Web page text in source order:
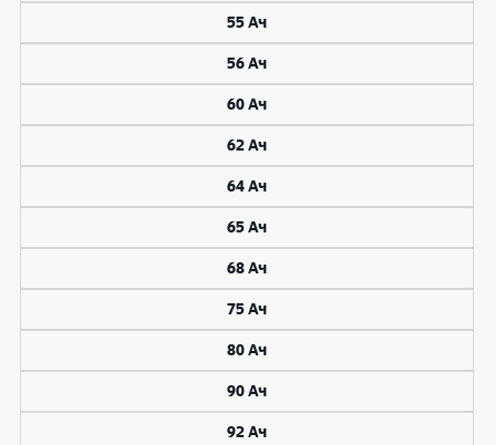
55 Ач
56 Ач
60 Ач
62 Ач
64 Ач
65 Ач
68 Ач
75 Ач
80 Ач
90 Ач
92 Ач